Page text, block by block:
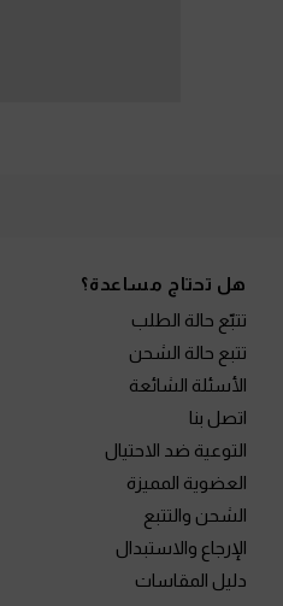
هل تحتاج مساعدة؟
تتبّع حالة الطلب
تتبع حالة الشحن
الأسئلة الشائعة
اتصل بنا
التوعية ضد الاحتيال
العضوية المميزة
الشحن والتتبع
الإرجاع والاستبدال
دليل المقاسات